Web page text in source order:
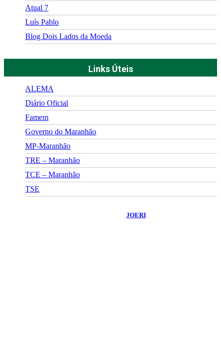
Atual 7
Luís Pablo
Blog Dois Lados da Moeda
Links Úteis
ALEMA
Diário Oficial
Famem
Governo do Maranhão
MP-Maranhão
TRE – Maranhão
TCE – Maranhão
TSE
JOERI